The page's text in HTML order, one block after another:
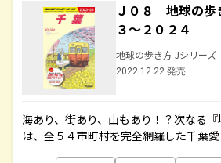
Ｊ０８ 地球の
３～２０２４
地球の歩き方 Jシリーズ
2022.12.22 発売
海あり、街あり、山もあり！？次なる『
は、全５４市町村を完全網羅した千葉